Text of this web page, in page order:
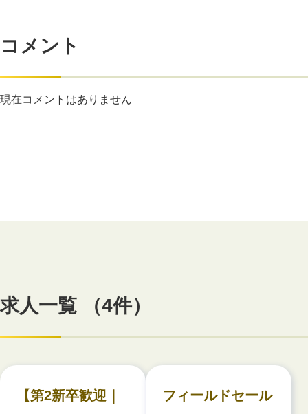
コメント
現在コメントはありません
求人一覧 （4件）
【第2新卒歓迎｜
フィールドセール